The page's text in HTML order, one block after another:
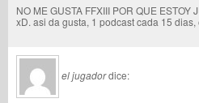
NO ME GUSTA FFXIII POR QUE
xD. asi da gusta, 1 podcast cada 15
el jugadordice: